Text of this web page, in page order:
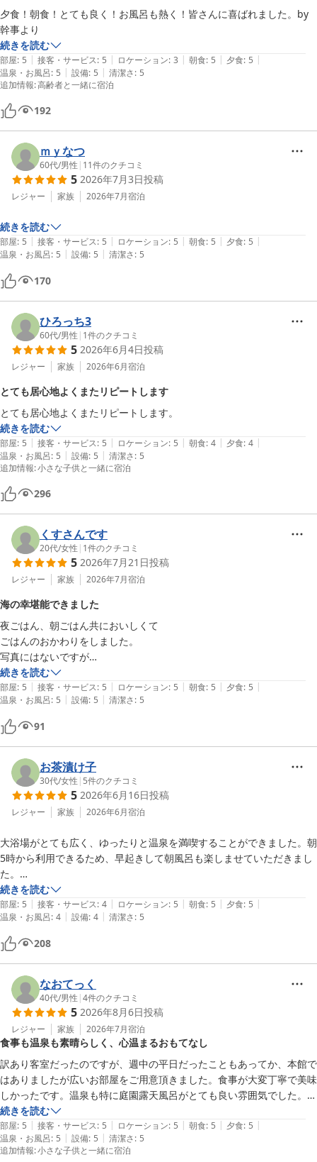
夕食！朝食！とても良く！お風呂も熱く！皆さんに喜ばれました。by
幹事より
続きを読む
部屋: 5 | 接客・サービス: 5 | ロケーション: 3 | 朝食: 5 | 夕食: 5 |
温泉・お風呂: 5 | 設備: 5 | 清潔さ: 5
追加情報:高齢者と一緒に宿泊
192
ｍｙなつ
60代/男性 | 11件のクチコミ
5 2026年7月3日投稿
レジャー 家族 2026年7月宿泊
続きを読む
部屋: 5 | 接客・サービス: 5 | ロケーション: 5 | 朝食: 5 | 夕食: 5 |
温泉・お風呂: 5 | 設備: 5 | 清潔さ: 5
170
ひろっち3
60代/男性 | 1件のクチコミ
5 2026年6月4日投稿
レジャー 家族 2026年6月宿泊
とても居心地よくまたリピートします
とても居心地よくまたリピートします。
続きを読む
部屋: 5 | 接客・サービス: 5 | ロケーション: 5 | 朝食: 4 | 夕食: 4 |
温泉・お風呂: 5 | 設備: 5 | 清潔さ: 5
追加情報:小さな子供と一緒に宿泊
296
くすさんです
20代/女性 | 1件のクチコミ
5 2026年7月21日投稿
レジャー 家族 2026年7月宿泊
海の幸堪能できました
夜ごはん、朝ごはん共においしくて
ごはんのおかわりをしました。
写真にはないですが
夜ごはんの金目鯛の焼き物、カニの味噌汁が絶品です。
もちろん温泉も良くて
紫色の薬湯があり、日々の疲れが癒やされました。
混浴の露天風呂にも入りました。
完全に外に露天風呂があり本格的です。
着替えるところも仕切りがしてあるだけなので、気にされる方は一度入
る前に見に行った方がいいかもしれません。
他の方がいない時に入った方が気楽です。
お部屋の窓の外は竹と紅葉の林という感じで雰囲気がありました。
スタッフの方々も親切でした。
続きを読む
部屋: 5 | 接客・サービス: 5 | ロケーション: 5 | 朝食: 5 | 夕食: 5 |
温泉・お風呂: 5 | 設備: 5 | 清潔さ: 5
91
お茶漬け子
30代/女性 | 5件のクチコミ
5 2026年6月16日投稿
レジャー 家族 2026年6月宿泊
大浴場がとても広く、ゆったりと温泉を満喫することができました。朝
5時から利用できるため、早起きして朝風呂も楽しませていただきまし
た。
お食事も大変美味しく、特にお米の美味しさが印象的でした。夕食・朝
食ともに大満足で、何度も感動しながらいただきました。
また、訳あり客室プランだったため少し気になっていましたが、実際に
は広く清潔感のあるお部屋で、とても快適に過ごすことができました。
温泉、お食事、お部屋のいずれも満足度が高く、また機会があれば利用
したいと思います。
続きを読む
部屋: 5 | 接客・サービス: 4 | ロケーション: 5 | 朝食: 5 | 夕食: 5 |
温泉・お風呂: 4 | 設備: 4 | 清潔さ: 5
208
なおてっく
40代/男性 |4件のクチコミ
5 2026年8月6日投稿
レジャー 家族 2026年7月宿泊
食事も温泉も素晴らしく、心温まるおもてなし
訳あり客室だったのですが、週中の平日だったこともあってか、本館で
はありましたが広いお部屋をご用意頂きました。食事が大変丁寧で美味
しかったです。温泉も特に庭園露天風呂がとても良い雰囲気でした。温
泉のお湯もかけ流しとかかなり良い感じでとても素晴らしかったです。
接客やサービスもとても丁寧で心こもったご対応でした。将棋の対局に
使われたり、野口雨情に愛されるのも納得の宿です。本当に泊まって良
かったです。いわき訪問の際はまたお世話になりたいと思います。あり
続きを読む
部屋: 5 | 接客・サービス: 5 | ロケーション: 5 | 朝食: 5 | 夕食: 5 |
温泉・お風呂: 5 | 設備: 5 | 清潔さ: 5
追加情報:小さな子供と一緒に宿泊